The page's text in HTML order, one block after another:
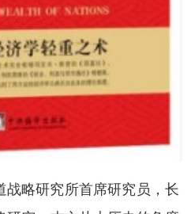
战略研究所首席研究员，长